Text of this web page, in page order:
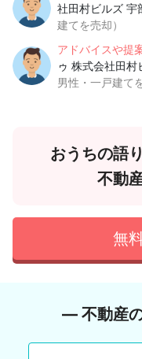
社田村ビルズ 宇
建てを売却）
アドバイスや提
ゥ 株式会社田
男性・一戸建て
おうちの語
不動
無
― 不動産